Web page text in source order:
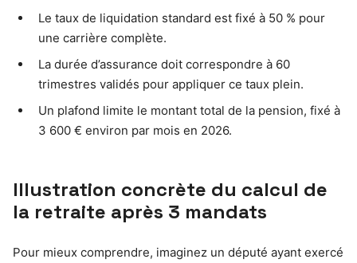
Le taux de liquidation standard est fixé à 50 % pour
une carrière complète.
La durée d’assurance doit correspondre à 60
trimestres validés pour appliquer ce taux plein.
Un plafond limite le montant total de la pension, fixé à
3 600 € environ par mois en 2026.
Illustration concrète du calcul de
la retraite après 3 mandats
Pour mieux comprendre, imaginez un député ayant exercé